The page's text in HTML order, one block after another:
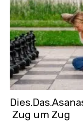
Zug um Zug